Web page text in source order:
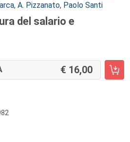
, A. Pizzanato, Paolo Santi
del salario e
16,00